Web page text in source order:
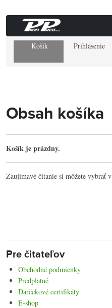
Košík Prihlásenie
Obsah košíka
Košík je prázdny.
Zaujímavé čítanie si môžete vybrať v
Pre čitateľov
Obchodné podmienky
Predplatné
Darčekové certifikáty
E-shop